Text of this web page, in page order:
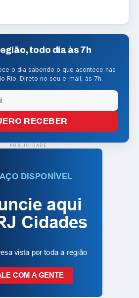
todo dia às 7h
o dia sabendo o que acontece nas
Rio. Direto no seu e-mail, às 7h.
RECEBER
PUBLICIDADE